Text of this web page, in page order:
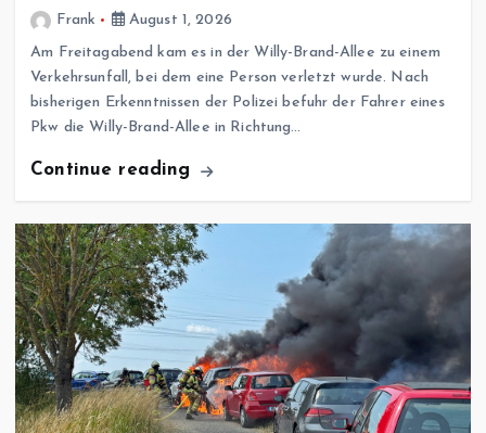
Frank
August 1, 2026
Am Freitagabend kam es in der Willy-Brand-Allee zu einem
Verkehrsunfall, bei dem eine Person verletzt wurde. Nach
bisherigen Erkenntnissen der Polizei befuhr der Fahrer eines
Pkw die Willy-Brand-Allee in Richtung…
Continue reading